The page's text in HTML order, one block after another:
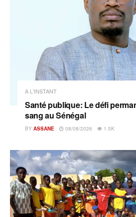
A L'INSTANT
Santé publique: Le défi
sang au Sénégal
BY ASSANE 08/08/2026 1.5K